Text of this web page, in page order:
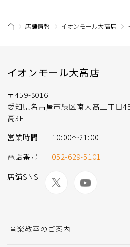
店舗情報 イオンモール大高店
イオンモール大高店
〒459-8016
愛知県名古屋市緑区南大高二丁目
高3F
営業時間
10:00～21:00
電話番号
052-629-5101
店舗SNS
音楽教室のご案内